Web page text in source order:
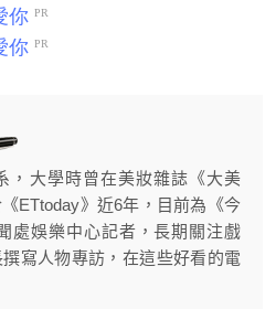
，大學時曾在美妝雜誌《大美
ETtoday》近6年，目前為《今
處娛樂中心記者，長期關注戲
寫人物專訪，在這些好看的電